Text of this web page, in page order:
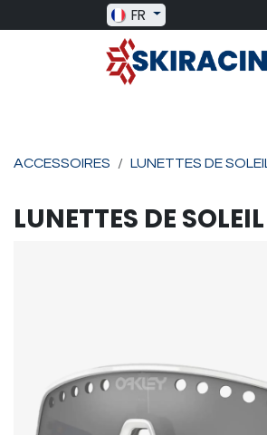
Se rendre au contenu
FR
ACCESSOIRES LUNETTES DE
LUNETTES DE SOLEIL